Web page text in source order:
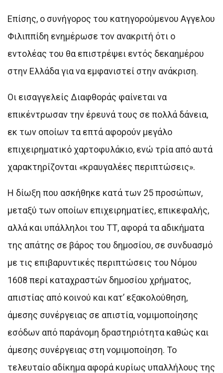
Επίσης, ο συνήγορος του κατηγορούμενου Αγγελου
Φιλιππίδη ενημέρωσε τον ανακριτή ότι ο
εντολέας του θα επιστρέψει εντός δεκαημέρου
στην Ελλάδα για να εμφανιστεί στην ανάκριση.
Οι εισαγγελείς Διαφθοράς φαίνεται να
επικέντρωσαν την έρευνά τους σε πολλά δάνεια,
εκ των οποίων τα επτά αφορούν μεγάλο
επιχειρηματικό χαρτοφυλάκιο, ενώ τρία από αυτά
χαρακτηρίζονται «κραυγαλέες περιπτώσεις».
Η δίωξη που ασκήθηκε κατά των 25 προσώπων,
μεταξύ των οποίων επιχειρηματίες, επικεφαλής,
αλλά και υπάλληλοι του ΤΤ, αφορά τα αδικήματα
της απάτης σε βάρος του δημοσίου, σε συνδυασμό
με τις επιβαρυντικές περιπτώσεις του Νόμου
1608 περί καταχραστών δημοσίου χρήματος,
απιστίας από κοινού και κατ’ εξακολούθηση,
άμεσης συνέργειας σε απιστία, νομιμοποίησης
εσόδων από παράνομη δραστηριότητα καθώς και
άμεσης συνέργειας στη νομιμοποίηση. Το
τελευταίο αδίκημα αφορά κυρίως υπαλλήλους της